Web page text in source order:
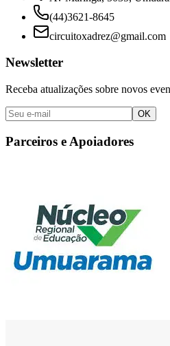
(44)3621-8645
circuitoxadrez@gmail.com
Newsletter
Receba atualizações sobre novos
OK
Parceiros e Apoiadores